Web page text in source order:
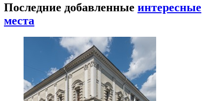
Последние добавленные интересные
места